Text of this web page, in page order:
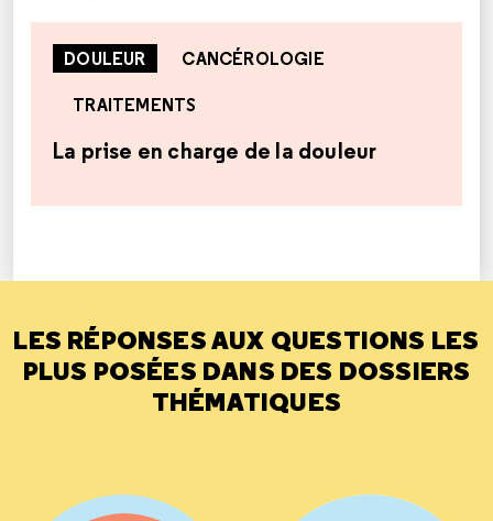
DOULEUR CANCÉROLOGIE
TRAITEMENTS
La prise en charge de la douleur
LES RÉPONSES AUX QUESTIONS LES
PLUS POSÉES DANS DES DOSSIERS
THÉMATIQUES